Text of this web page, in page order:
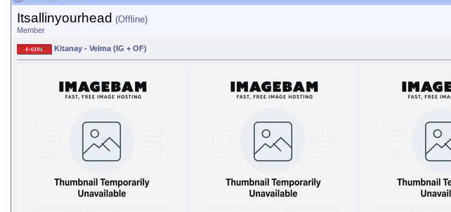
Itsallinyourhead (Offline)
Member
Kitanay - Velma (IG + OF)